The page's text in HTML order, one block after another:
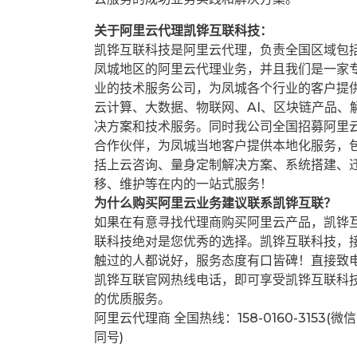
关于阿里云代理凯铧互联科技：
凯铧互联科技是阿里云代理，负责全国区域包
凤城地区的阿里云代理业务，并且我们是一家
业的技术服务公司，为凤城各个行业的客户提
云计算、大数据、物联网、AI、区块链产品、
决方案和技术服务。同时我公司全国招募阿里
合作伙伴，为凤城当地客户提供本地化服务，
括上云咨询、量身定制解决方案、系统搭建、
移、维护等在内的一站式服务！
为什么购买阿里云业务建议联系凯铧互联？
如果在有意寻找代理商购买阿里云产品，凯铧
联科技绝对是您优秀的选择。凯铧互联科技，
触过的人都说好，服务态度有口皆碑！直接致
凯铧互联官网热线电话，即可享受凯铧互联科
的优质服务。
阿里云代理商 全国热线：158-0160-3153(微信
同号)